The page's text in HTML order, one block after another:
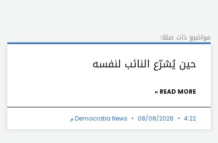
مواضيع ذات صلة:
حين يُشرّع النائب لنفسه
READ MORE »
Democratia News 08/08/2026 4:22 م